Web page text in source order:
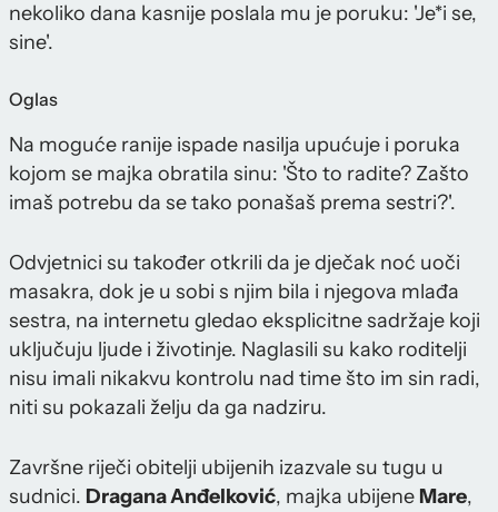
nekoliko dana kasnije poslala mu je poruku: 'Je*i se,
sine'.
Oglas
Na moguće ranije ispade nasilja upućuje i poruka
kojom se majka obratila sinu: 'Što to radite? Zašto
imaš potrebu da se tako ponašaš prema sestri?'.
Odvjetnici su također otkrili da je dječak noć uoči
masakra, dok je u sobi s njim bila i njegova mlađa
sestra, na internetu gledao eksplicitne sadržaje koji
uključuju ljude i životinje. Naglasili su kako roditelji
nisu imali nikakvu kontrolu nad time što im sin radi,
niti su pokazali želju da ga nadziru.
Završne riječi obitelji ubijenih izazvale su tugu u
sudnici. Dragana Anđelković, majka ubijene Mare,